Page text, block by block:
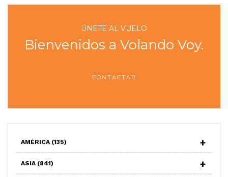
ÚNETE AL VUELO
Bienvenidos a Volando Voy.
CONTACTAR
AMÉRICA (135)
ASIA (841)